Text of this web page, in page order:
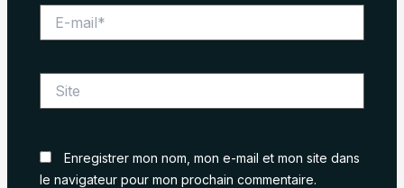
mail*
Enregistrer mon nom, mon e-mail et mon site dans
le navigateur pour mon prochain commentaire.